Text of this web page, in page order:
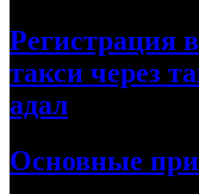
Регистрация
такси через
адал
Основные